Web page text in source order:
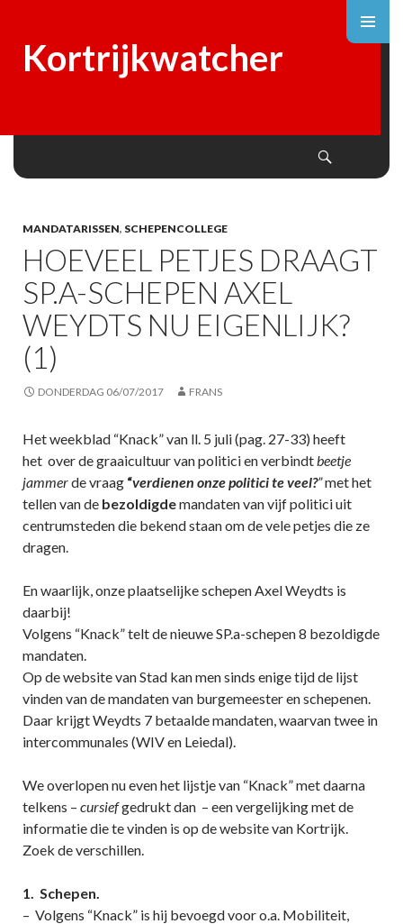
Kortrijkwatcher
MANDATARISSEN, SCHEPENCOLLEGE
HOEVEEL PETJES DRAAGT
SP.A-SCHEPEN AXEL
WEYDTS NU EIGENLIJK?
(1)
DONDERDAG 06/07/2017 FRANS
Het weekblad “Knack” van ll. 5 juli (pag. 27-33) heeft
het over de graaicultuur van politici en verbindtbeetje
jammerde vraag “verdienen onze politici te veel?”met het
tellen van de bezoldigdemandaten van vijf politici uit
centrumsteden die bekend staan om de vele petjes die ze
dragen.
En waarlijk, onze plaatselijke schepen Axel Weydts is
daarbij!
Volgens “Knack” telt de nieuwe SP.a-schepen 8 bezoldigde
mandaten.
Op de website van Stad kan men sinds enige tijd de lijst
vinden van de mandaten van burgemeester en schepenen.
Daar krijgt Weydts 7 betaalde mandaten, waarvan twee in
intercommunales (WIV en Leiedal).
We overlopen nu even het lijstje van “Knack” met daarna
telkens – cursiefgedrukt dan – een vergelijking met de
informatie die te vinden is op de website van Kortrijk.
Zoek de verschillen.
1. Schepen.
– Volgens “Knack” is hij bevoegd voor o.a. Mobiliteit,